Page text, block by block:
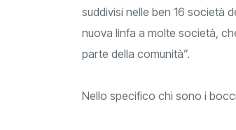
suddivisi nelle ben 16 società
nuova linfa a molte società,
parte della comunità”.
Nello specifico chi sono i